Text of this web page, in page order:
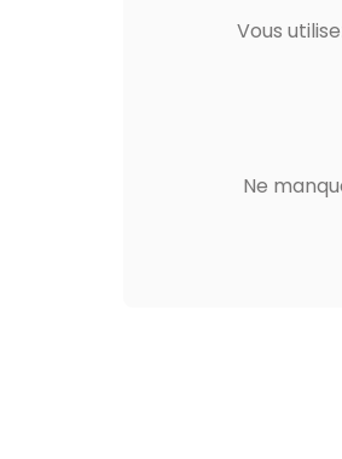
Vous
Ne